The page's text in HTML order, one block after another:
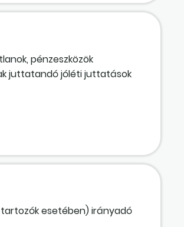
pénzeszközök
juttatandó jóléti juttatások
esetében) irányadó